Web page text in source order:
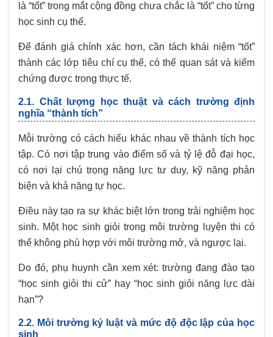
là “tốt” trong mắt cộng đồng chưa chắc là “tốt” cho từng
học sinh cụ thể.
Để đánh giá chính xác hơn, cần tách khái niệm “tốt”
thành các lớp tiêu chí cụ thể, có thể quan sát và kiểm
chứng được trong thực tế.
2.1. Chất lượng học thuật và cách trường định
nghĩa “thành tích”
Mỗi trường có cách hiểu khác nhau về thành tích học
tập. Có nơi tập trung vào điểm số và tỷ lệ đỗ đại học,
có nơi lại chú trọng năng lực tư duy, kỹ năng phản
biện và khả năng tự học.
Điều này tạo ra sự khác biệt lớn trong trải nghiệm học
sinh. Một học sinh giỏi trong môi trường luyện thi có
thể không phù hợp với môi trường mở, và ngược lại.
Do đó, phụ huynh cần xem xét: trường đang đào tạo
“học sinh giỏi thi cử” hay “học sinh giỏi năng lực dài
hạn”?
2.2. Môi trường kỷ luật và mức độ độc lập của học
sinh